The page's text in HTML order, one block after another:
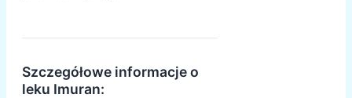
Szczegółowe informacje o
leku Imuran: